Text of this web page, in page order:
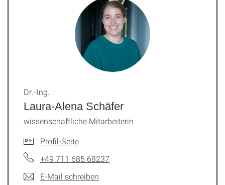
Laura-Alena Schäfer
Dr.-Ing.
wissenschaftliche Mitarbeiterin
Profil-Seite
+49 711 685 68237
E-Mail schreiben